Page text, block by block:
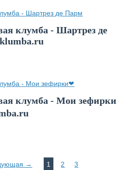
клумба - Шартрез де
клумба - Мои зефирки
→ 1 2 3